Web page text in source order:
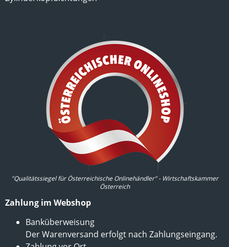
"Qualitätssiegel für Österreichische Onlinehändler" - Wirtschaftskammer
Österreich
Zahlung im Webshop
Banküberweisung
Der Warenversand erfolgt nach Zahlungseingang.